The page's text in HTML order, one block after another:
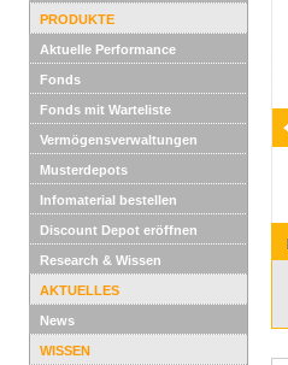
PRODUKTE
Aktuelle Performance
Fonds
Fonds mit Warteliste
Vermögensverwaltungen
Musterdepots
Infomaterial bestellen
Discount Depot eröffnen
Research & Wissen
AKTUELLES
News
WISSEN